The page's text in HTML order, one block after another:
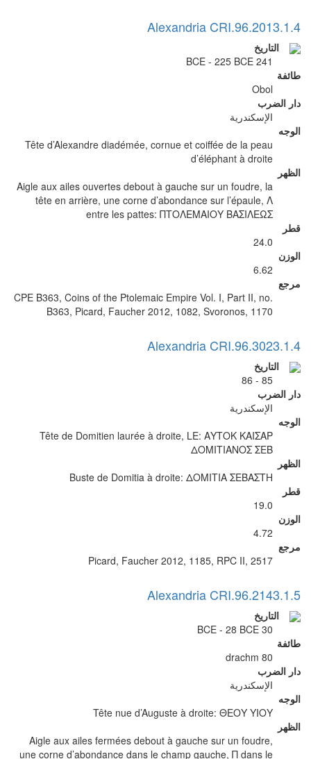
Alexandria CRI.96.2013.1.4
التاريخ
241 BCE - 225 BCE
طائفة
Obol
دار الضرب
الإسكندرية
الوجه
Tête d’Alexandre diadémée, cornue et coiffée de la peau
d’éléphant à droite
الظهر
Aigle aux ailes ouvertes debout à gauche sur un foudre, la
tête en arrière, une corne d’abondance sur l’épaule, Λ
entre les pattes: ΠΤΟΛΕΜΑΙΟΥ ΒΑΣΙΛΕΩΣ
قطر
24.0
الوزن
6.62
مرجع
CPE B363, Coins of the Ptolemaic Empire Vol. I, Part II, no.
B363, Picard, Faucher 2012, 1082, Svoronos, 1170
Alexandria CRI.96.3023.1.4
التاريخ
85 - 86
دار الضرب
الإسكندرية
الوجه
Tête de Domitien laurée à droite, LE: ΑΥΤΟΚ ΚΑΙΣΑΡ
ΔΟΜΙΤΙΑΝΟΣ ΣΕΒ
الظهر
Buste de Domitia à droite: ΔΟΜΙΤΙΑ ΣΕΒΑΣΤΗ
قطر
19.0
الوزن
4.72
مرجع
Picard, Faucher 2012, 1185, RPC II, 2517
Alexandria CRI.96.2143.1.5
التاريخ
30 BCE - 28 BCE
طائفة
80 drachm
دار الضرب
الإسكندرية
الوجه
Tête nue d’Auguste à droite: ΘΕΟΥ ΥΙΟΥ
الظهر
Aigle aux ailes fermées debout à gauche sur un foudre,
une corne d’abondance dans le champ gauche, Π dans le